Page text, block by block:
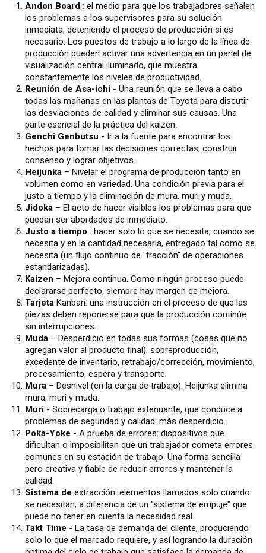
Andon Board : el medio para que los trabajadores señalen
los problemas a los supervisores para su solución
inmediata, deteniendo el proceso de producción si es
necesario. Los puestos de trabajo a lo largo de la línea de
producción pueden activar una advertencia en un panel de
visualización central iluminado, que muestra
constantemente los niveles de productividad.
Reunión de Asa-ichi - Una reunión que se lleva a cabo
todas las mañanas en las plantas de Toyota para discutir
las desviaciones de calidad y eliminar sus causas. Una
parte esencial de la práctica del kaizen.
Genchi Genbutsu - Ir a la fuente para encontrar los
hechos para tomar las decisiones correctas, construir
consenso y lograr objetivos.
Heijunka – Nivelar el programa de producción tanto en
volumen como en variedad. Una condición previa para el
justo a tiempo y la eliminación de mura, muri y muda.
Jidoka – El acto de hacer visibles los problemas para que
puedan ser abordados de inmediato.
Justo a tiempo : hacer solo lo que se necesita, cuando se
necesita y en la cantidad necesaria, entregado tal como se
necesita (un flujo continuo de "tracción" de operaciones
estandarizadas).
Kaizen – Mejora continua. Como ningún proceso puede
declararse perfecto, siempre hay margen de mejora.
Tarjeta Kanban: una instrucción en el proceso de que las
piezas deben reponerse para que la producción continúe
sin interrupciones.
Muda – Desperdicio en todas sus formas (cosas que no
agregan valor al producto final): sobreproducción,
excedente de inventario, retrabajo/corrección, movimiento,
procesamiento, espera y transporte.
Mura – Desnivel (en la carga de trabajo). Heijunka elimina
mura, muri y muda.
Muri - Sobrecarga o trabajo extenuante, que conduce a
problemas de seguridad y calidad: más desperdicio.
Poka-Yoke - A prueba de errores: dispositivos que
dificultan o imposibilitan que un trabajador cometa errores
comunes en su estación de trabajo. Una forma sencilla
pero creativa y fiable de reducir errores y mantener la
calidad.
Sistema de extracción: elementos llamados solo cuando
se necesitan, a diferencia de un "sistema de empuje" que
puede no tener en cuenta la necesidad real.
Takt Time - La tasa de demanda del cliente, produciendo
solo lo que el mercado requiere, y así logrando la duración